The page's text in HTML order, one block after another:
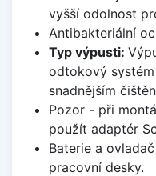
vyšší odolnost
Antibakteriální
Typ výpusti:
odtokový
snadnějším
Pozor - při
použít adaptér
Baterie a
pracovní desky.